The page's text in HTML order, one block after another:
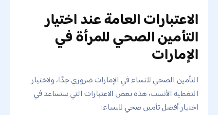
الاعتبارات العامة عند اختيار
التأمين الصحي للمرأة في
الإمارات
التأمين الصحي للنساء في الإمارات ضروري جدًا، ولاختيار
التغطية الأنسب، هذه بعض الاعتبارات التي ستساعد في
اختيار أفضل تأمين صحي للنساء: